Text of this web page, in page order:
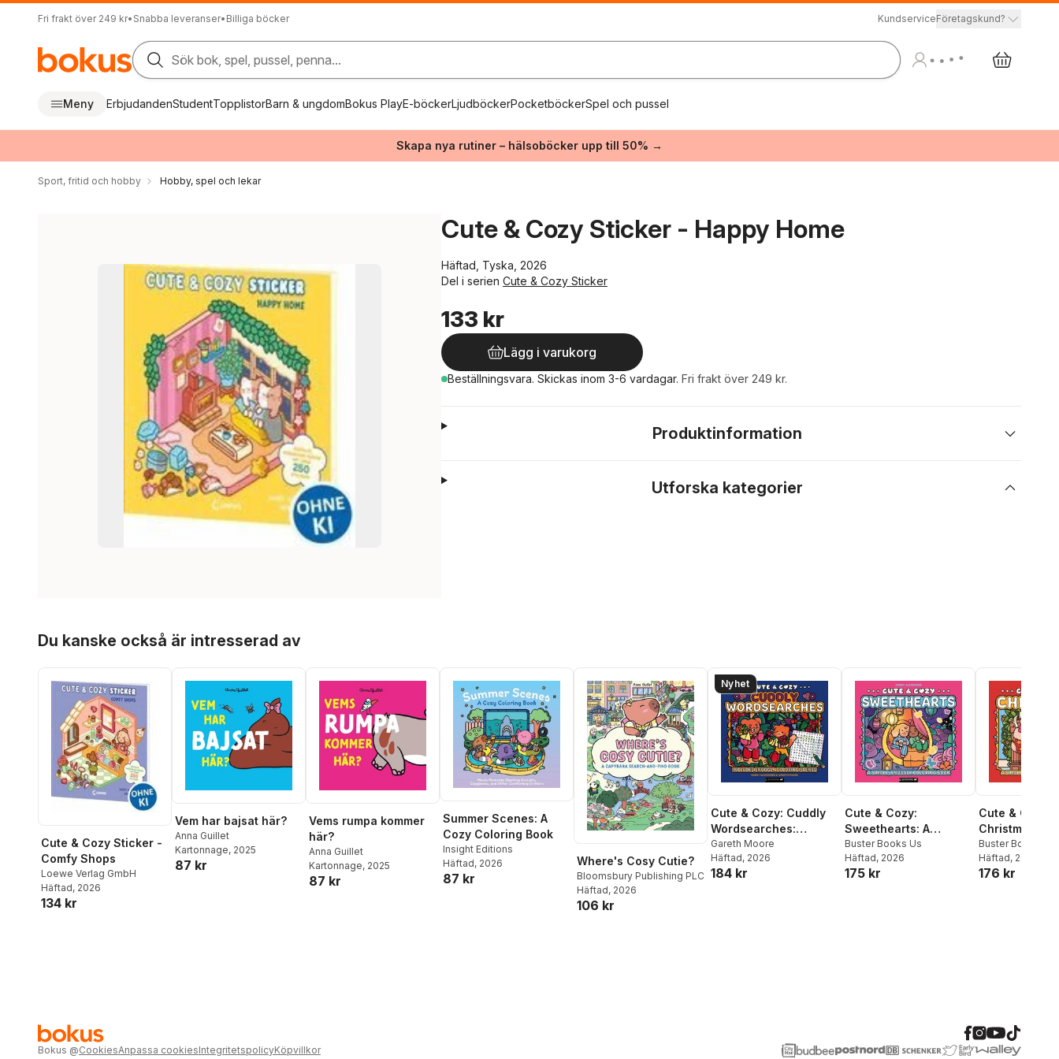
Fri frakt över 249 kr• Snabba leveranser• Billiga böcker KundserviceFöretagskund?
Sök bok, spel, pussel, penna...
Meny ErbjudandenStudentTopplistorBarn & ungdomBokus PlayE-böckerLjudböckerPocketböckerSpel och pussel
Skapa nya rutiner – hälsoböcker upp till 50% →
Sport, fritid och hobby Hobby, spel och lekar
Cute & Cozy Sticker - Happy Home
Häftad, Tyska, 2026
Del i serien Cute & Cozy Sticker
133 kr
Lägg i varukorg
Beställningsvara. Skickas inom 3-6 vardagar. Fri frakt över 249 kr.
Produktinformation
Utforska kategorier
Du kanske också är intresserad av
Cute & Cozy Sticker -
Comfy Shops
Loewe Verlag GmbH
Häftad, 2026
134 kr
Vem har bajsat här?
Anna Guillet
Kartonnage, 2025
87 kr
Vems rumpa kommer
här?
Anna Guillet
Kartonnage, 2025
87 kr
Summer Scenes: A
Cozy Coloring Book
Insight Editions
Häftad, 2026
87 kr
Where's Cosy Cutie?
Bloomsbury Publishing PLC
Häftad, 2026
106 kr
Nyhet
Cute & Cozy: Cuddly
Wordsearches:
Includes Snuggly
Coloring Scenes
Gareth Moore
Häftad, 2026
184 kr
Cute & Cozy:
Sweethearts: A
Simple, Snuggly
Coloring Book
Buster Books Us
Häftad, 2026
175 kr
Cute & Cozy:
Christmas: A
Snuggly
Buster Books Us
Häftad, 2025
176 kr
Bokus @CookiesAnpassa cookiesIntegritetspolicyKöpvillkor